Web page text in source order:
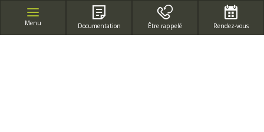
Menu Documentation Être rappelé Rendez-vous
APPEL GRATUIT DEPUIS UN POSTE FIXE